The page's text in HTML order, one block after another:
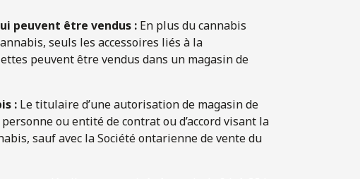
peuvent être vendus : En plus du cannabis
seuls les accessoires liés à la
peuvent être vendus dans un magasin de
: Le titulaire d’une autorisation de magasin de
ou entité de contrat ou d’accord visant la
sauf avec la Société ontarienne de vente du